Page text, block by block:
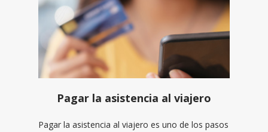
Pagar la asistencia al viajero
Pagar la asistencia al viajero es uno de los pasos